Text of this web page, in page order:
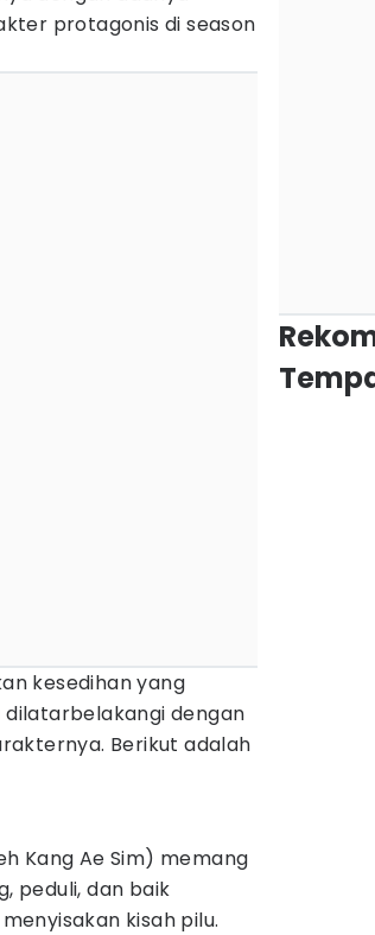
protagonis di season
kesedihan yang
dilatarbelakangi dengan
Berikut adalah
Kang Ae Sim) memang
peduli, dan baik
kisah pilu.